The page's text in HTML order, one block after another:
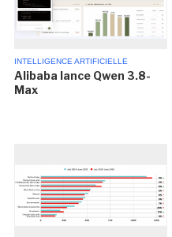
INTELLIGENCE ARTIFICIELLE
Alibaba lance Qwen 3.8-
Max